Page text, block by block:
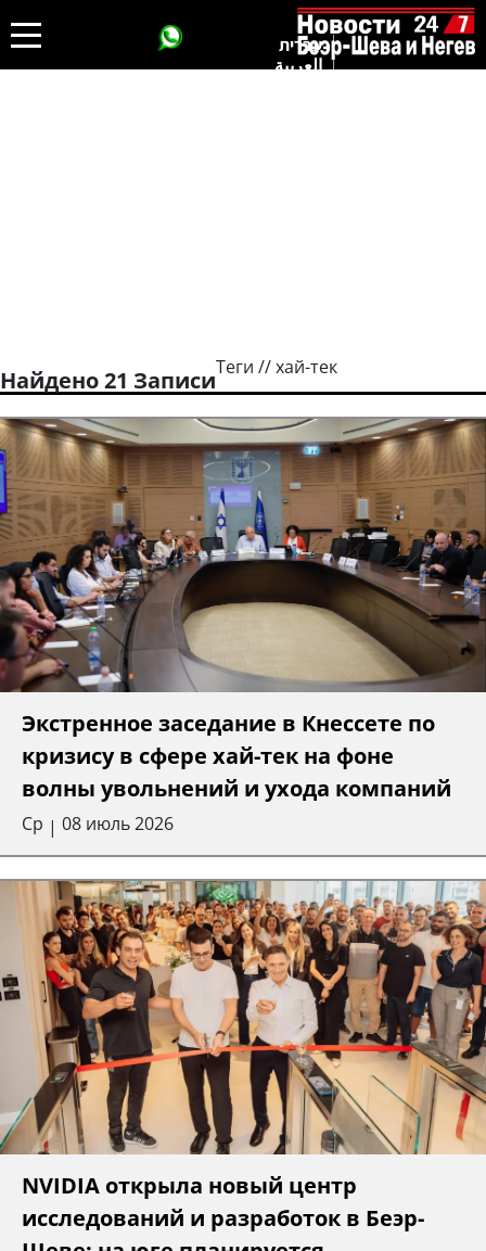
עברית
العربية
Теги // хай-тек
Найдено 21 Записи
Экстренное заседание в Кнессете по
кризису в сфере хай-тек на фоне
волны увольнений и ухода компаний
Ср | 08 июль 2026
NVIDIA открыла новый центр
исследований и разработок в Беэр-